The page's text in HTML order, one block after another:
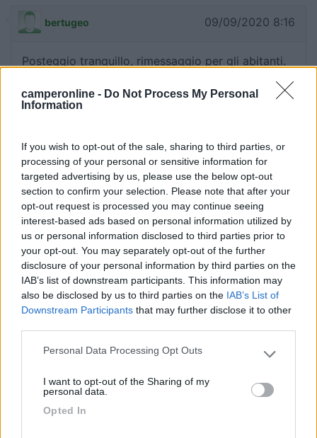
camperonline - Do Not Process My Personal
Information
If you wish to opt-out of the sale, sharing to third parties, or
processing of your personal or sensitive information for
targeted advertising by us, please use the below opt-out
section to confirm your selection. Please note that after your
opt-out request is processed you may continue seeing
interest-based ads based on personal information utilized by
us or personal information disclosed to third parties prior to
your opt-out. You may separately opt-out of the further
disclosure of your personal information by third parties on the
IAB’s list of downstream participants. This information may
also be disclosed by us to third parties on the IAB’s List of
Downstream Participants that may further disclose it to other
Please note that this website/app uses one or more Google
not limited to your visit or usage behaviour. You may click to
use your data for below specified purposes in below Google
Personal Data Processing Opt Outs
I want to opt-out of the Sharing of my
personal data.
Opted In
bertugeo 09/09/2020 8:16
Posteggio tranquillo, rimessaggio per gli abitanti.
Settembre 2020, CS funzionante, 50 litri per 1€
albertofirenze 15/05/2018 7:53
CS funzionale pulito e ben tenuto, gratuito, carico
acqua 1 euro 100 litri. C'è ne fossero in italia CS
così!
Prezzo Pulizia Servizi
orsopao 18/12/2016 11:10
Camper service fuori uso, tranne scarico cassetta